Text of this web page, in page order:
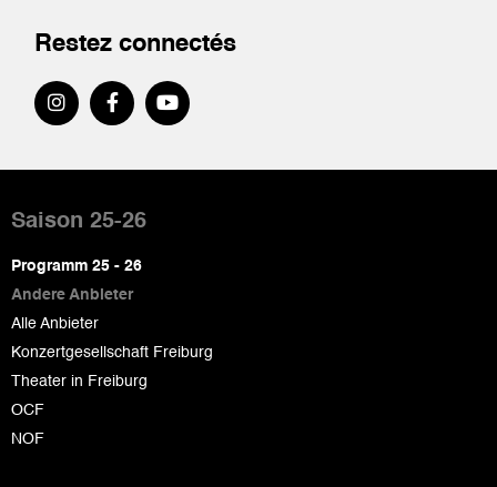
Restez connectés
de
page
Saison 25-26
Programm 25 - 26
Andere Anbieter
Alle Anbieter
Konzertgesellschaft Freiburg
Theater in Freiburg
OCF
NOF